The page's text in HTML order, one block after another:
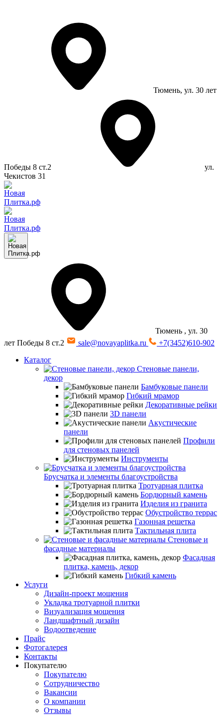
Тюмень, ул. 30 лет
Победы 8 ст.2
ул.
Чекистов 31
Тюмень , ул. 30
лет Победы 8 ст.2
sale@novayaplitka.ru
+7(3452)610-902
Каталог
Стеновые панели,
декор
Бамбуковые панели
Гибкий мрамор
Декоративные рейки
3D панели
Акустические
панели
Профили
для стеновых панелей
Инструменты
Брусчатка и элементы благоустройства
Тротуарная плитка
Бордюрный камень
Изделия из гранита
Обустройство террас
Газонная решетка
Тактильная плита
Стеновые и
фасадные материалы
Фасадная
плитка, камень, декор
Гибкий камень
Услуги
Дизайн-проект мощения
Укладка тротуарной плитки
Визуализация мощения
Ландшафтный дизайн
Водоотведение
Прайс
Фотогалерея
Контакты
Покупателю
Покупателю
Сотрудничество
Вакансии
О компании
Отзывы